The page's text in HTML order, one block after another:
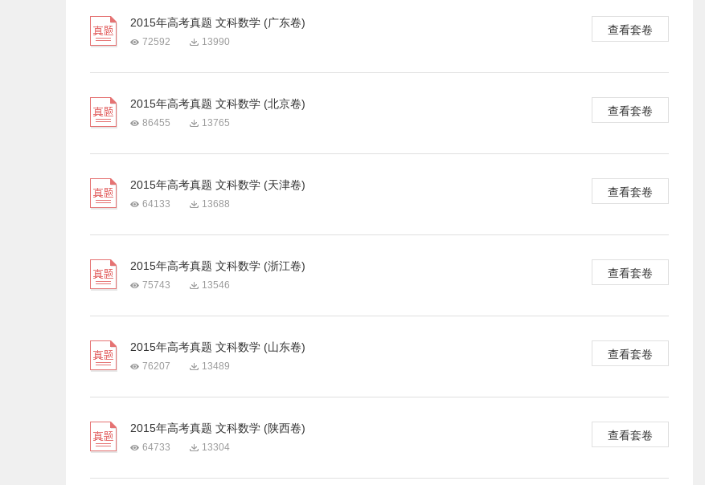
2015年高考真题 文科数学 (广东卷)
72592 13990
查看套卷
2015年高考真题 文科数学 (北京卷)
86455 13765
查看套卷
2015年高考真题 文科数学 (天津卷)
64133 13688
查看套卷
2015年高考真题 文科数学 (浙江卷)
75743 13546
查看套卷
2015年高考真题 文科数学 (山东卷)
76207 13489
查看套卷
2015年高考真题 文科数学 (陕西卷)
64733 13304
查看套卷